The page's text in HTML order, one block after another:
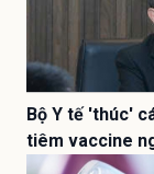
Bộ Y tế 'thúc'
tiêm vaccine